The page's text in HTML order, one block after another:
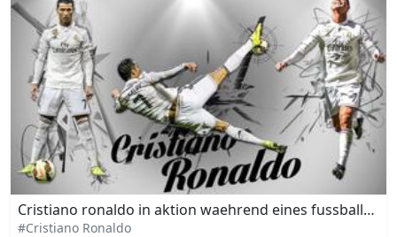
Cristiano ronaldo in aktion waehrend eines
#Cristiano Ronaldo